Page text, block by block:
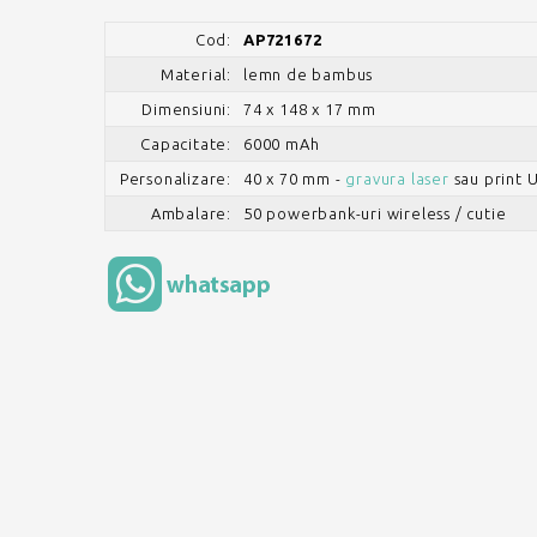
Cod: AP721672
Material: lemn de bambus
Dimensiuni: 74 x 148 x 17 mm
Capacitate: 6000 mAh
Personalizare: 40 x 70 mm - gravura laser sau print
Ambalare: 50 powerbank-uri wireless / cutie